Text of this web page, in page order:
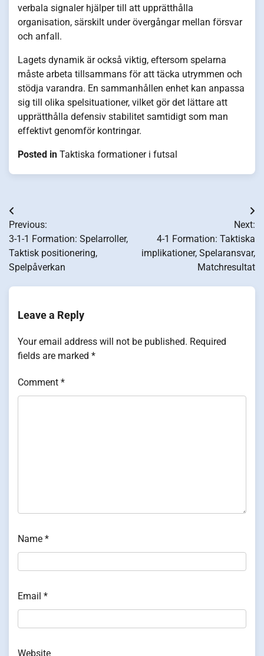
verbala signaler hjälper till att upprätthålla
organisation, särskilt under övergångar mellan försvar
och anfall.
Lagets dynamik är också viktig, eftersom spelarna
måste arbeta tillsammans för att täcka utrymmen och
stödja varandra. En sammanhållen enhet kan anpassa
sig till olika spelsituationer, vilket gör det lättare att
upprätthålla defensiv stabilitet samtidigt som man
effektivt genomför kontringar.
Posted in Taktiska formationer i futsal
Post
navigation
Previous:
3-1-1 Formation: Spelarroller,
Taktisk positionering,
Spelpåverkan
Next:
4-1 Formation: Taktiska
implikationer, Spelaransvar,
Matchresultat
Leave a Reply
Your email address will not be published. Required
fields are marked *
Comment *
Name *
Email *
Website